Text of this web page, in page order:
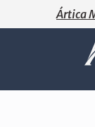
Ártica